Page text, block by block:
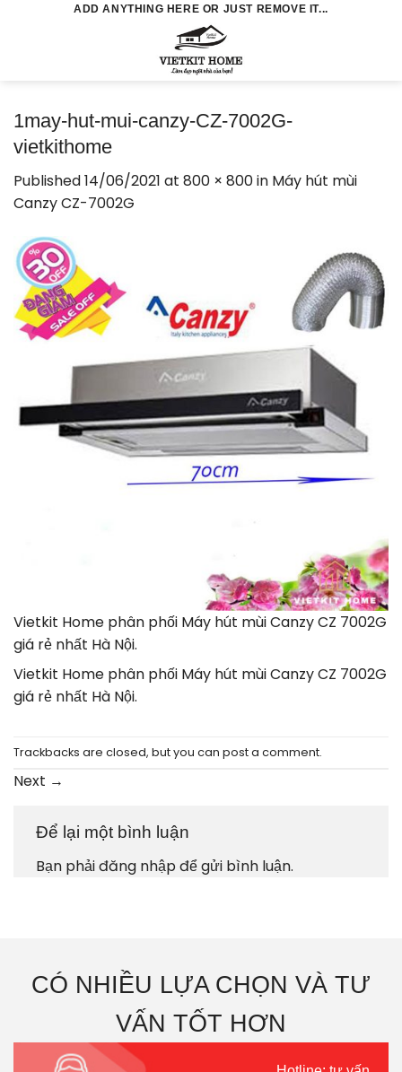
ADD ANYTHING HERE OR JUST REMOVE IT...
1may-hut-mui-canzy-CZ-7002G-
vietkithome
Published14/06/2021 at 800 × 800in Máy hút mùi
Canzy CZ-7002G
Vietkit Home phân phối Máy hút mùi Canzy CZ 7002G
giá rẻ nhất Hà Nội.
Vietkit Home phân phối Máy hút mùi Canzy CZ 7002G
giá rẻ nhất Hà Nội.
Trackbacks are closed, but you can post a comment.
Next →
Để lại một bình luận
Bạn phảiđăng nhậpđể gửi bình luận.
CÓ NHIỀU LỰA CHỌN VÀ TƯ
VẤN TỐT HƠN